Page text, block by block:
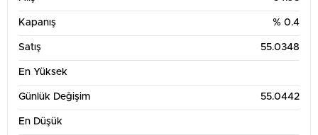
Kapanış % 0.4
Satış 55.0348
En Yüksek
Günlük Değişim 55.0442
En Düşük